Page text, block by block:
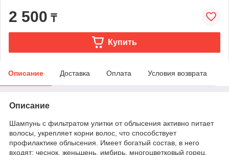
2 500 ₸
Купить
Описание Доставка Оплата Условия возврата
Описание
Шампунь с фильтратом улитки от облысения активно питает
волосы, укрепляет корни волос, что способствует
профилактике облысения.​ Имеет богатый состав, в него
входят: чеснок, женьшень, имбирь, многоцветковый горец,